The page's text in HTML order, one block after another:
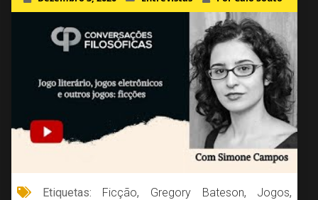
Etiquetas: Ficção, Gregory Bateson, Jogos,